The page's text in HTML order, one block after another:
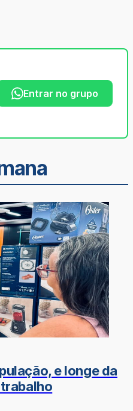
Entrar no grupo
e longe da